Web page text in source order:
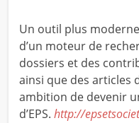
Un outil plus
d’un moteur de
dossiers et des
ainsi que des articles
ambition de devenir
d’EPS. http://